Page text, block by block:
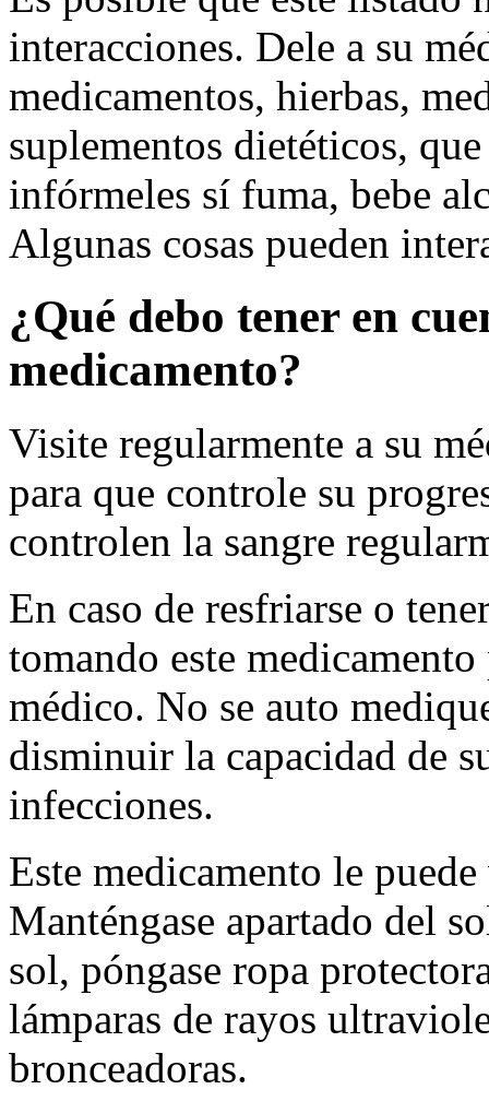
interacciones. Dele a su
medicamentos, hierbas,
suplementos dietéticos,
infórmeles sí fuma, bebe
Algunas cosas pueden
¿Qué debo tener en
medicamento?
Visite regularmente a su
para que controle su
controlen la sangre
En caso de resfriarse o
tomando este
médico. No se auto
disminuir la capacidad de
infecciones.
Este medicamento le
Manténgase apartado del
sol, póngase ropa
lámparas de rayos
bronceadoras.